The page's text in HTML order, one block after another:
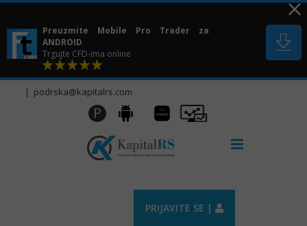
Skip
content
Preuzmite Mobile Pro Trader za
ANDROID
Trgujte CFD-ima online
| podrska@kapitalrs.com
P Android
Huawei
AppGallery
Pro
Trader
PRIJAVITE SE |